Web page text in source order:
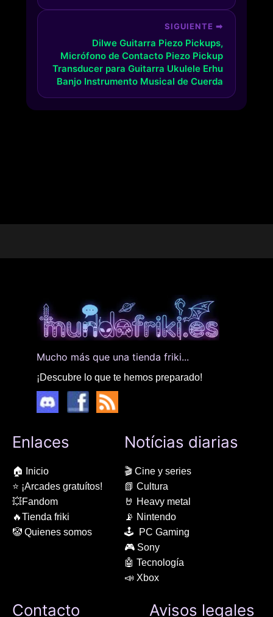
SIGUIENTE ➡
Dilwe Guitarra Piezo Pickups,
Micrófono de Contacto Piezo Pickup
Transducer para Guitarra Ukulele Erhu
Banjo Instrumento Musical de Cuerda
Mucho más que una tienda friki...
¡Descubre lo que te hemos preparado!
Enlaces
🏠 Inicio
⭐ ¡Arcades gratuítos!
💥Fandom
🔥Tienda friki
🤡 Quienes somos
Notícias diarias
🎬 Cine y series
📗 Cultura
🤘 Heavy metal
📡 Nintendo
🕹 PC Gaming
🎮 Sony
🤖 Tecnología
📣 Xbox
Contacto Avisos legales